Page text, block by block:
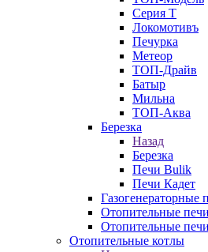
Серия Т
Локомотивъ
Печурка
Метеор
ТОП-Драйв
Батыр
Мильна
ТОП-Аква
Березка
Назад
Березка
Печи Bulik
Печи Кадет
Отопительные
Отопительные
Отопительные котлы